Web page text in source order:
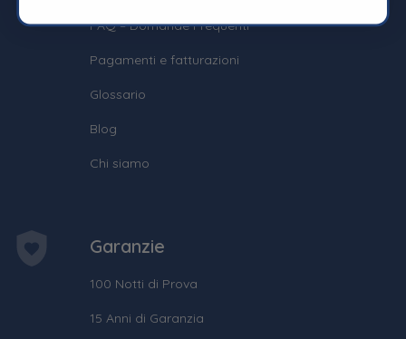
FAQ – Domande Frequenti
Pagamenti e fatturazioni
Glossario
Blog
Chi siamo
Garanzie
100 Notti di Prova
15 Anni di Garanzia